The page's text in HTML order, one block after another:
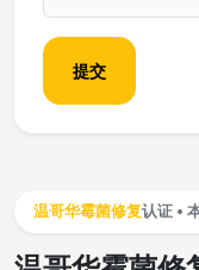
提交
温哥华霉菌修复认证 •